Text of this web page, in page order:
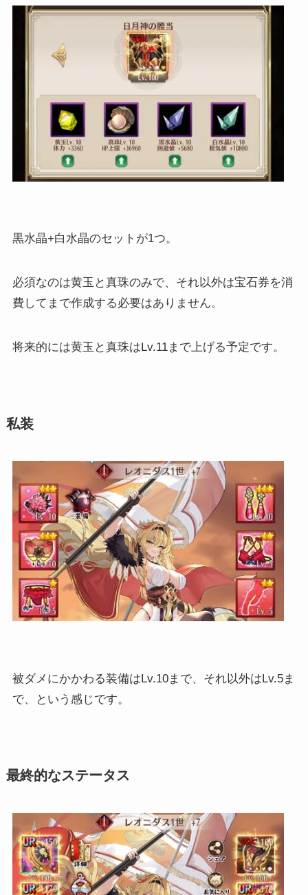
黒水晶+白水晶のセットが1つ。
必須なのは黄玉と真珠のみで、それ以外は宝石券を消
費してまで作成する必要はありません。
将来的には黄玉と真珠はLv.11まで上げる予定です。
私装
被ダメにかかわる装備はLv.10まで、それ以外はLv.5ま
で、という感じです。
最終的なステータス